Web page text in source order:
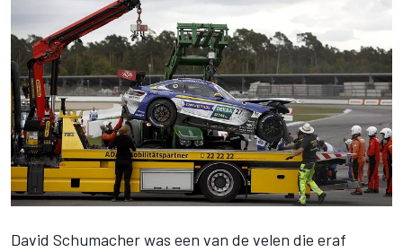
David Schumacher was een van de velen die eraf